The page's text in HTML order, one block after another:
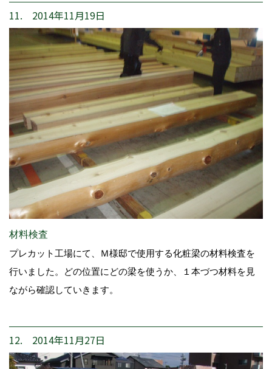
11. 2014年11月19日
材料検査
プレカット工場にて、Ｍ様邸で使用する化粧梁の材料検査を
行いました。どの位置にどの梁を使うか、１本づつ材料を見
ながら確認していきます。
12. 2014年11月27日